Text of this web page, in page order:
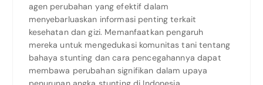
agen perubahan yang efektif dalam
menyebarluaskan informasi penting terkait
kesehatan dan gizi. Memanfaatkan pengaruh
mereka untuk mengedukasi komunitas tani tentang
bahaya stunting dan cara pencegahannya dapat
membawa perubahan signifikan dalam upaya